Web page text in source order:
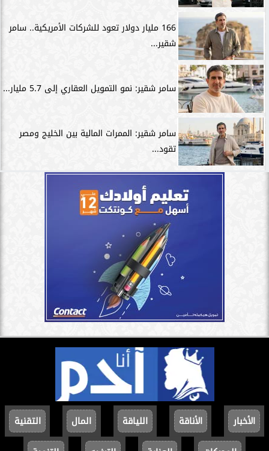
166 مليار دولار تعود للشركات الأمريكية.. سامر
شقير...
سامر شقير: نمو التمويل العقاري إلى 5.7 مليار...
سامر شقير: الممرات المالية بين الخليج ومصر
تقود...
الأخبار الأناقة اللياقة المال
التقنية